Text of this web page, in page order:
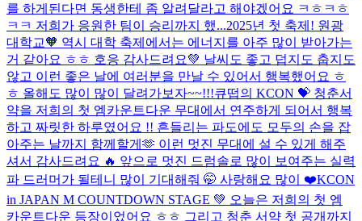
를 하게된다면 동생한테 좀 알려달라고 해야겠어요 ㅋㅎㅋㅎ
ㅋㅋ 저희가 응원한 팀이 승리까지 했...2025년 첫 축제! 원광
대학교🧡 역시 대학 축제에서는 에너지를 아주 많이 받아가는
거 같아요 ㅎㅎ 호응 감사드려요💚 날씨도 좋고 덥지도 춥지도
않고 이런 좋은 날에 여러분을 만날 수 있어서 행복했어요 ㅎ
ㅎ 올해도 많이 많이 달려가보자~~!!!큐떱의 KCON 💝 청춘서
약을 저희의 첫 엠카운트다운 무대에서 연주하게 되어서 행복
하고 짜릿한 하루였어요 !! 흔들리는 파도에도 모두의 손을 잡
아주는 날까지 함께할게🫶 이런 멋진 무대에 설 수 있게 해주
셔서 감사드려요 🔥 앞으로 멋진 드럼솔로 많이 보여주는 실력
파 드러머가 될테니 많이 기대해줘 🤭 사랑해요 많이 ❤️KCON
in JAPAN M COUNTDOWN STAGE 💚 오늘은 저희의 첫 엠
카운트다운 등장이었어요 ㅎㅎ 그리고 청춘 서약 첫 공개까지